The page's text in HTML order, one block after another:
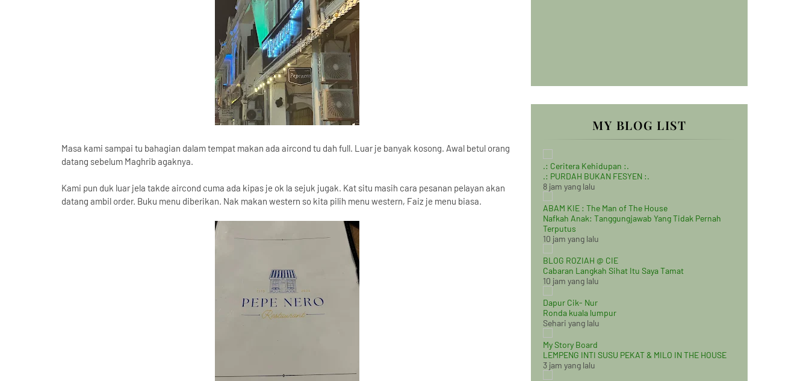
Masa kami sampai tu bahagian dalam tempat makan ada aircond tu dah full. Luar je banyak kosong. Awal betul orang
datang sebelum Maghrib agaknya.
Kami pun duk luar jela takde aircond cuma ada kipas je ok la sejuk jugak. Kat situ masih cara pesanan pelayan akan
datang ambil order. Buku menu diberikan. Nak makan western so kita pilih menu western, Faiz je menu biasa.
MY BLOG LIST
.: Ceritera Kehidupan :.
.: PURDAH BUKAN FESYEN :.
8 jam yang lalu
ABAM KIE : The Man of The House
Nafkah Anak: Tanggungjawab Yang Tidak Pernah
Terputus
10 jam yang lalu
BLOG ROZIAH @ CIE
Cabaran Langkah Sihat Itu Saya Tamat
10 jam yang lalu
Dapur Cik- Nur
Ronda kuala lumpur
Sehari yang lalu
My Story Board
LEMPENG INTI SUSU PEKAT & MILO IN THE HOUSE
3 jam yang lalu